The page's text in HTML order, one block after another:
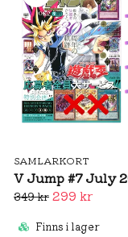
SAMLARKORT
349 kr 299 kr
Finns i lager